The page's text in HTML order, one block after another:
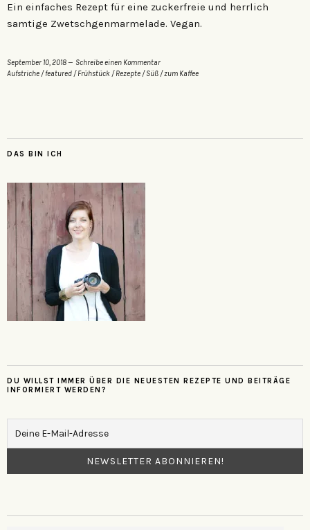
Ein einfaches Rezept für eine zuckerfreie und herrlich
samtige Zwetschgenmarmelade. Vegan.
September 10, 2018
Schreibe einen Kommentar
Aufstriche / featured / Frühstück / Rezepte / Süß /zum Kaffee
DAS BIN ICH
DU WILLST IMMER ÜBER DIE NEUESTEN REZEPTE UND BEITRÄGE
INFORMIERT WERDEN?